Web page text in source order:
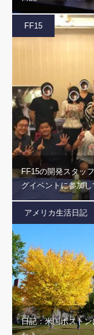
FF15
FF15の開発スタッ
グイベントに参加
アメリカ生活日記
日記：米国ボスト